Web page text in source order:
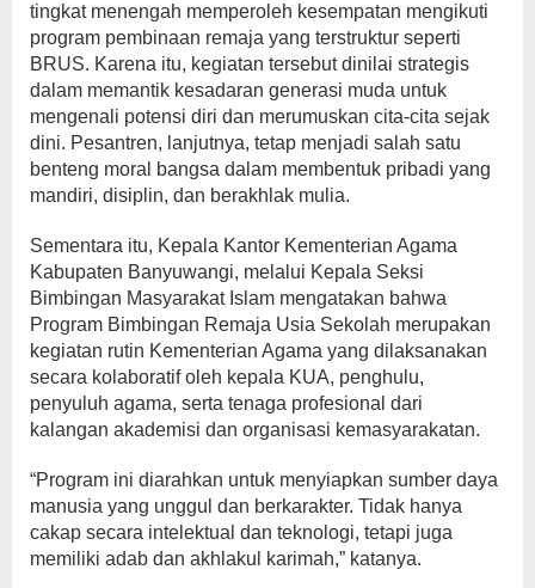
tingkat menengah memperoleh kesempatan mengikuti
program pembinaan remaja yang terstruktur seperti
BRUS. Karena itu, kegiatan tersebut dinilai strategis
dalam memantik kesadaran generasi muda untuk
mengenali potensi diri dan merumuskan cita-cita sejak
dini. Pesantren, lanjutnya, tetap menjadi salah satu
benteng moral bangsa dalam membentuk pribadi yang
mandiri, disiplin, dan berakhlak mulia.
Sementara itu, Kepala Kantor Kementerian Agama
Kabupaten Banyuwangi, melalui Kepala Seksi
Bimbingan Masyarakat Islam mengatakan bahwa
Program Bimbingan Remaja Usia Sekolah merupakan
kegiatan rutin Kementerian Agama yang dilaksanakan
secara kolaboratif oleh kepala KUA, penghulu,
penyuluh agama, serta tenaga profesional dari
kalangan akademisi dan organisasi kemasyarakatan.
“Program ini diarahkan untuk menyiapkan sumber daya
manusia yang unggul dan berkarakter. Tidak hanya
cakap secara intelektual dan teknologi, tetapi juga
memiliki adab dan akhlakul karimah,” katanya.